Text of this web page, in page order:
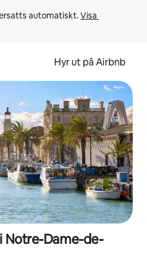
automatiskt. Visa
Hyr ut på Airbnb
Notre-Dame-de-